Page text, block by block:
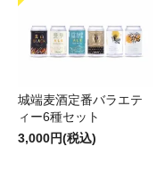
城端麦酒定番バラエテ
ィー6種セット
3,000円(税込)